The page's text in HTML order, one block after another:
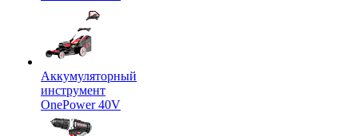
Аккумуляторный
инструмент
OnePower 40V